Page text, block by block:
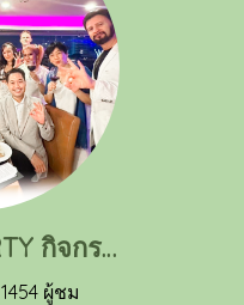
REUNION PARTY กิจกรรมล่องเรือแม่น้ำเจ้าพระยากับลิฟ เพียว
1454 ผู้ชม